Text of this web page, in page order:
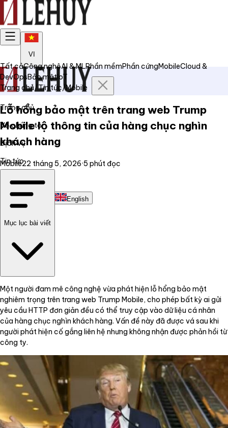
VI
Trang chủ
Về chúng tôi
Dịch vụ
Tin tức
Liên hệ
Tiếng Việt English
Tất cảCông nghệAI & MLPhần mềmPhần cứngMobileCloud &
DevOpsBảo mậtIoT
Trang chủ/Tin tức/Mobile
Lỗ hổng bảo mật trên trang web Trump
Mobile lộ thông tin của hàng chục nghìn
khách hàng
Mobile22 tháng 5, 2026·5 phút đọc
Mục lục bài viết
Một người đam mê công nghệ vừa phát hiện lỗ hổng bảo mật
nghiêm trọng trên trang web Trump Mobile, cho phép bất kỳ ai gửi
yêu cầu HTTP đơn giản đều có thể truy cập vào dữ liệu cá nhân
của hàng chục nghìn khách hàng. Vấn đề này đã được vá sau khi
người phát hiện cố gắng liên hệ nhưng không nhận được phản hồi từ
công ty.